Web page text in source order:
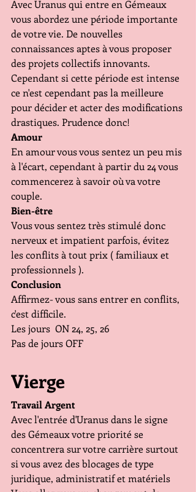
Avec Uranus qui entre en Gémeaux
vous abordez une période importante
de votre vie. De nouvelles
connaissances aptes à vous proposer
des projets collectifs innovants.
Cependant si cette période est intense
ce n'est cependant pas la meilleure
pour décider et acter des modifications
drastiques. Prudence donc!
Amour
En amour vous vous sentez un peu mis
à l'écart, cependant à partir du 24 vous
commencerez à savoir où va votre
couple.
Bien-être
Vous vous sentez très stimulé donc
nerveux et impatient parfois, évitez
les conflits à tout prix ( familiaux et
professionnels ).
Conclusion
Affirmez- vous sans entrer en conflits,
c'est difficile.
Les jours  ON 24, 25, 26
Pas de jours OFF
Vierge
Travail Argent
Avec l'entrée d'Uranus dans le signe
des Gémeaux votre priorité se
concentrera sur votre carrière surtout
si vous avez des blocages de type
juridique, administratif et matériels